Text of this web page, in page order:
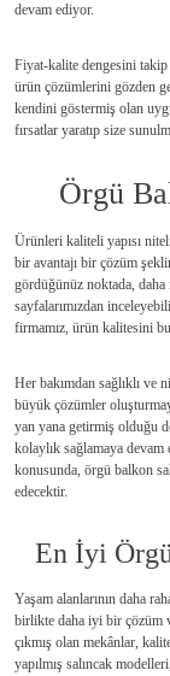
devam ediyor.
Fiyat-kalite dengesini
ürün çözümlerini gözden
kendini göstermiş olan
fırsatlar yaratıp size
Örgü
Ürünleri kaliteli yapısı
bir avantajı bir çözüm
gördüğünüz noktada,
sayfalarımızdan
firmamız, ürün kalitesini
Her bakımdan sağlıklı
büyük çözümler
yan yana getirmiş olduğu
kolaylık sağlamaya
konusunda, örgü balkon
edecektir.
En İyi
Yaşam alanlarının daha
birlikte daha iyi bir çözüm
çıkmış olan mekânlar,
yapılmış salıncak